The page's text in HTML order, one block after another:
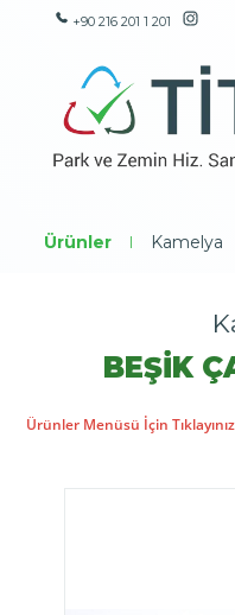
+90 216 201 1 201
Ürünler | Kamelya
BEŞİK
Ürünler Menüsü İçin Tıklayınız